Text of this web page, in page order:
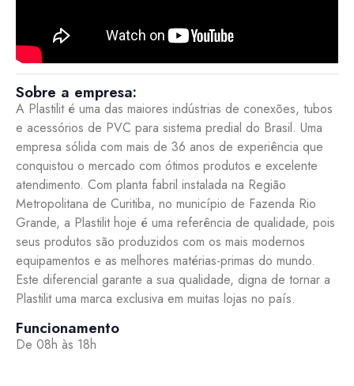
Sobre a empresa:
A Plastilit é uma das maiores indústrias de conexões, tubos
e acessórios de PVC para sistema predial do Brasil. Uma
empresa sólida com mais de 36 anos de experiência que
conquistou o mercado com ótimos produtos e excelente
atendimento. Com planta fabril instalada na Região
Metropolitana de Curitiba, no município de Fazenda Rio
Grande, a Plastilit hoje é uma referência de qualidade, pois
seus produtos são produzidos com os mais modernos
equipamentos e as melhores matérias-primas do mundo.
Este diferencial garante a sua qualidade, digna de tornar a
Plastilit uma marca exclusiva em muitas lojas no país.
Funcionamento
De 08h às 18h